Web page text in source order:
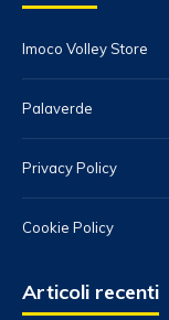
Imoco Volley Store
Palaverde
Privacy Policy
Cookie Policy
Articoli recenti